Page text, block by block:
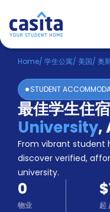
Home ZH
登
入
Booking
Accommodation
About
us
Blog
Refer
And
Earn
Become
Home/ 学生公寓/ 美国/ 奥
STUDENT
最佳学生住
University,
From vibrant student
discover verified,
university.
0
物业 起